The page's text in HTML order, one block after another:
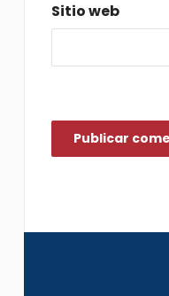
Sitio web